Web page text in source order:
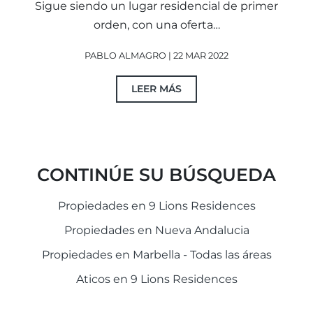
Sigue siendo un lugar residencial de primer
orden, con una oferta…
PABLO ALMAGRO | 22 MAR 2022
LEER MÁS
CONTINÚE SU BÚSQUEDA
Propiedades en 9 Lions Residences
Propiedades en Nueva Andalucia
Propiedades en Marbella - Todas las áreas
Aticos en 9 Lions Residences